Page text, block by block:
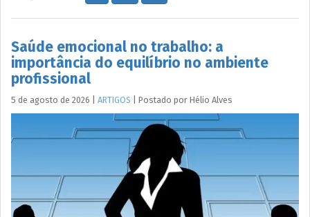
Saúde emocional no trabalho: a
importância do equilíbrio no ambiente
profissional
5 de agosto de 2026 ARTIGOS Postado por Hélio Alves